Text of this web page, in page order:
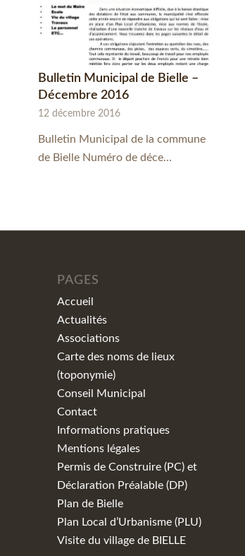
Bulletin Municipal de Bielle –
Décembre 2016
12 décembre 2016
Bulletin Municipal de la commune
de Bielle Numéro de déce…
PAGES
Accueil
Actualités
Associations
Carte des noms de lieux
(toponymie)
Conseil Municipal
Contact
Informations pratiques
Mentions légales
Permis de Construire (PC) et
Déclaration Préalable (DP)
Plan de Bielle
Plan Local d’Urbanisme (PLU)
Visite du village de BIELLE